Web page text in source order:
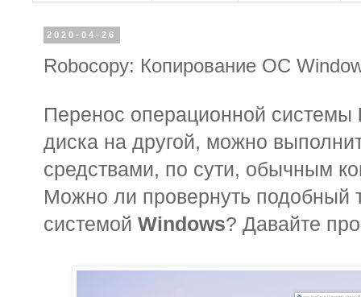
2020-04-26
Robocopy: Копирование ОС
Перенос операционной системы
диска на другой, можно
средствами, по сути, обычным
Можно ли провернуть подобный
системой Windows? Давайте